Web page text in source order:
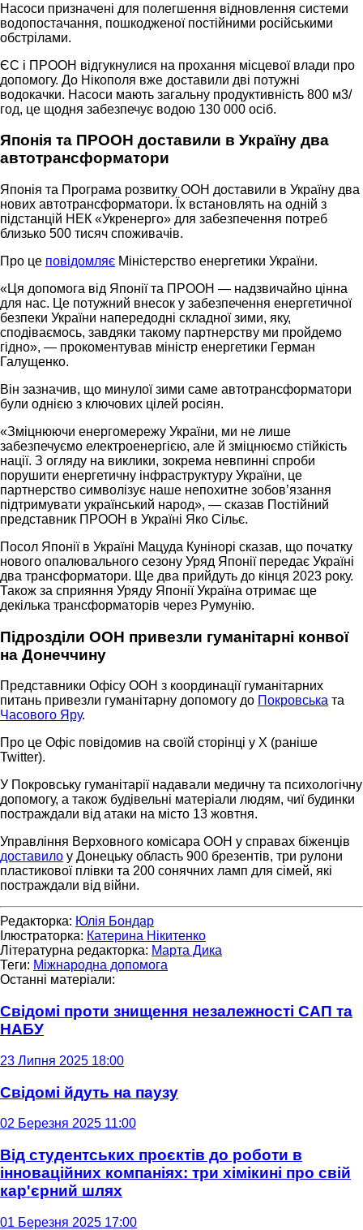
Насоси призначені для полегшення відновлення системи
водопостачання, пошкодженої постійними російськими
обстрілами.
ЄС і ПРООН відгукнулися на прохання місцевої влади про
допомогу. До Нікополя вже доставили дві потужні
водокачки. Насоси мають загальну продуктивність 800 м3/
год, це щодня забезпечує водою 130 000 осіб.
Японія та ПРООН доставили в Україну два
автотрансформатори
Японія та Програма розвитку ООН доставили в Україну два
нових автотрансформатори. Їх встановлять на одній з
підстанцій НЕК «Укренерго» для забезпечення потреб
близько 500 тисяч споживачів.
Про це повідомляє Міністерство енергетики України.
«Ця допомога від Японії та ПРООН — надзвичайно цінна
для нас. Це потужний внесок у забезпечення енергетичної
безпеки України напередодні складної зими, яку,
сподіваємось, завдяки такому партнерству ми пройдемо
гідно», — прокоментував міністр енергетики Герман
Галущенко.
Він зазначив, що минулої зими саме автотрансформатори
були однією з ключових цілей росіян.
«Зміцнюючи енергомережу України, ми не лише
забезпечуємо електроенергією, але й зміцнюємо стійкість
нації. З огляду на виклики, зокрема невпинні спроби
порушити енергетичну інфраструктуру України, це
партнерство символізує наше непохитне зобов’язання
підтримувати український народ», — сказав Постійний
представник ПРООН в Україні Яко Сільє.
Посол Японії в Україні Мацуда Кунінорі сказав, що початку
нового опалювального сезону Уряд Японії передає Україні
два трансформатори. Ще два прийдуть до кінця 2023 року.
Також за сприяння Уряду Японії Україна отримає ще
декілька трансформаторів через Румунію.
Підрозділи ООН привезли гуманітарні конвої
на Донеччину
Представники Офісу ООН з координації гуманітарних
питань привезли гуманітарну допомогу до Покровська та
Часового Яру.
Про це Офіс повідомив на своїй сторінці у Х (раніше
Twitter).
У Покровську гуманітарії надавали медичну та психологічну
допомогу, а також будівельні матеріали людям, чиї будинки
постраждали від атаки на місто 13 жовтня.
Управління Верховного комісара ООН у справах біженців
доставило у Донецьку область 900 брезентів, три рулони
пластикової плівки та 200 сонячних ламп для сімей, які
постраждали від війни.
Редакторка: Юлія Бондар
Ілюстраторка: Катерина Нікитенко
Літературна редакторка: Марта Дика
Теги: Міжнародна допомога
Останні матеріали:
Свідомі проти знищення незалежності САП та
НАБУ
23 Липня 2025 18:00
Свідомі йдуть на паузу
02 Березня 2025 11:00
Від студентських проєктів до роботи в
інноваційних компаніях: три хімікині про свій
кар'єрний шлях
01 Березня 2025 17:00